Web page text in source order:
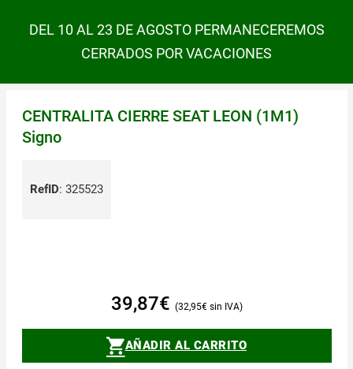
DEL 10 AL 23 DE AGOSTO PERMANECEREMOS
CERRADOS POR VACACIONES
CENTRALITA CIERRE SEAT LEON (1M1)
Signo
RefID: 325523
39,87€ 32,95€
AÑADIR AL CARRITO